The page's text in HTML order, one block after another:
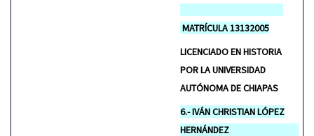
MATRÍCULA 13132005
LICENCIADO EN HISTORIA
POR LA UNIVERSIDAD
AUTÓNOMA DE CHIAPAS
6.- IVÁN CHRISTIAN LÓPEZ
HERNÁNDEZ